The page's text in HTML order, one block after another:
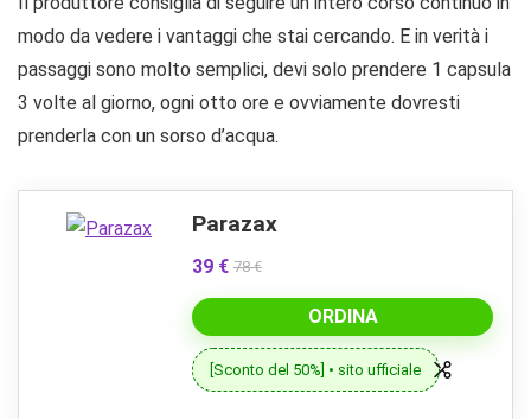
modo da vedere i vantaggi che stai cercando. E in verità i
passaggi sono molto semplici, devi solo prendere 1 capsula
3 volte al giorno, ogni otto ore e ovviamente dovresti
prenderla con un sorso d’acqua.
Parazax
39 € 78 €
ORDINA
[Sconto del 50%] • sito ufficiale